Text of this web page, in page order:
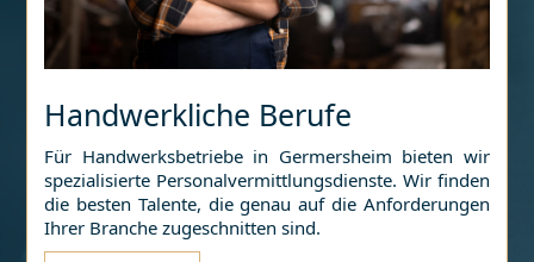
Handwerkliche Berufe
Für Handwerksbetriebe in Germersheim bieten wir
spezialisierte Personalvermittlungsdienste. Wir finden
die besten Talente, die genau auf die Anforderungen
Ihrer Branche zugeschnitten sind.